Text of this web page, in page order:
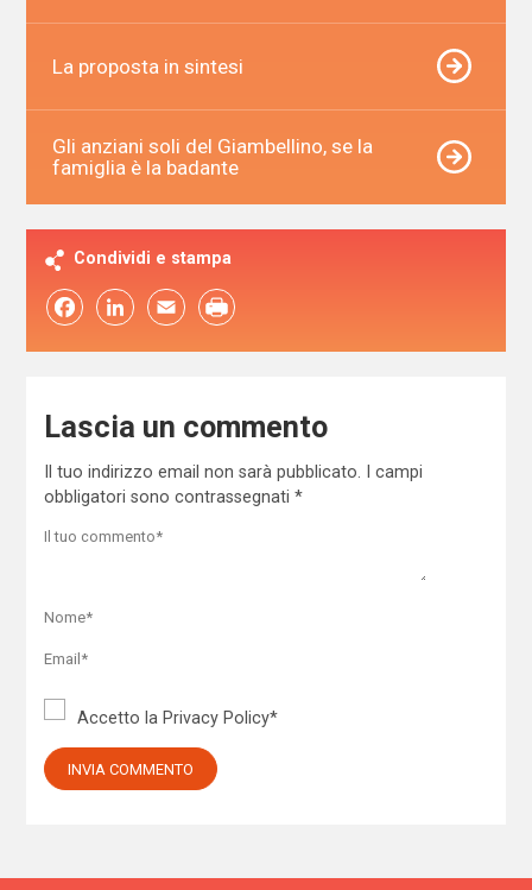
La proposta in sintesi
Gli anziani soli del Giambellino, se la
famiglia è la badante
Condividi e stampa
FacebookLinkedIn Email
Lascia un commento
Il tuo indirizzo email non sarà pubblicato.
I campi
obbligatori sono contrassegnati *
Accetto la Privacy Policy*